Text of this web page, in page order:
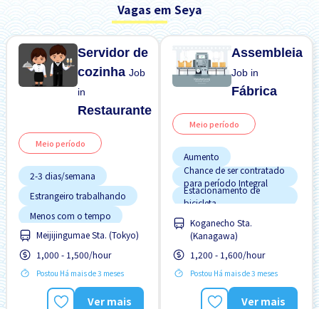
Vagas em Seya
Servidor de
cozinhaJob
in
Restaurante
Meio período
2-3 dias/semana
Estrangeiro trabalhando
Menos com o tempo
Turno matinal
Meijijingumae Sta. (Tokyo)
1,000 - 1,500/hour
Postou Há mais de 3 meses
Ver mais
Assembleia
Job in
Fábrica
Meio período
Aumento
Chance de ser contratado
para período Integral
Estacionamento de
bicicleta
Preferência por Homens
Promoção
Sem experiência OK
Transporte pago
Koganecho Sta.
(Kanagawa)
1,200 - 1,600/hour
Postou Há mais de 3 meses
Ver mais